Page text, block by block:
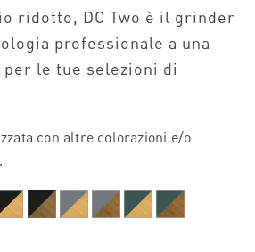
ridotto, DC Two è il grinder
professionale a una
le tue selezioni di
con altre colorazioni e/o